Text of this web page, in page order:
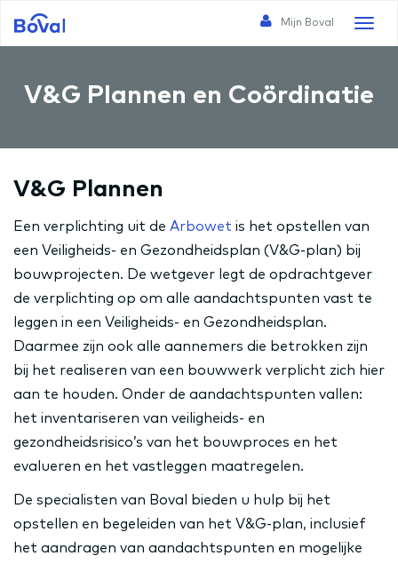
Toggle
Mijn Boval
V&G Plannen en Coördinatie
V&G Plannen
Een verplichting uit de Arbowet is het opstellen van
een Veiligheids- en Gezondheidsplan (V&G-plan) bij
bouwprojecten. De wetgever legt de opdrachtgever
de verplichting op om alle aandachtspunten vast te
leggen in een Veiligheids- en Gezondheidsplan.
Daarmee zijn ook alle aannemers die betrokken zijn
bij het realiseren van een bouwwerk verplicht zich hier
aan te houden. Onder de aandachtspunten vallen:
het inventariseren van veiligheids- en
gezondheidsrisico’s van het bouwproces en het
evalueren en het vastleggen maatregelen.
De specialisten van Boval bieden u hulp bij het
opstellen en begeleiden van het V&G-plan, inclusief
het aandragen van aandachtspunten en mogelijke